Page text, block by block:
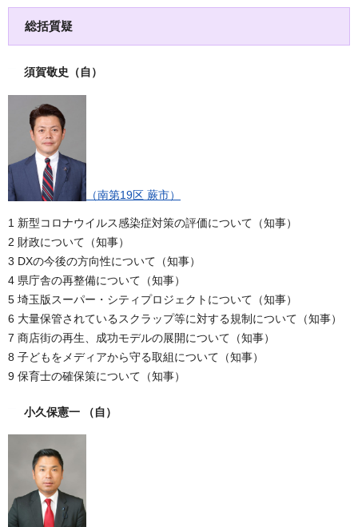
総括質疑
須賀敬史 （自）
（南第19区 蕨市）
1 新型コロナウイルス感染症対策の評価について（知事）
2 財政について（知事）
3 DXの今後の方向性について（知事）
4 県庁舎の再整備について（知事）
5 埼玉版スーパー・シティプロジェクトについて（知事）
6 大量保管されているスクラップ等に対する規制について（知事）
7 商店街の再生、成功モデルの展開について（知事）
8 子どもをメディアから守る取組について（知事）
9 保育士の確保策について（知事）
小久保憲一 （自）